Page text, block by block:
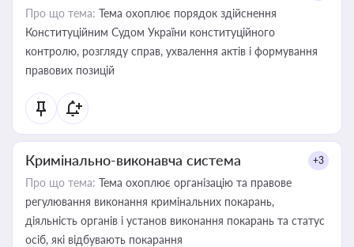
Про що тема: Тема охоплює порядок здійснення
Конституційним Судом України конституційного
контролю, розгляду справ, ухвалення актів і формування
правових позицій
Кримінально-виконавча система +3
Про що тема: Тема охоплює організацію та правове
регулювання виконання кримінальних покарань,
діяльність органів і установ виконання покарань та статус
осіб, які відбувають покарання